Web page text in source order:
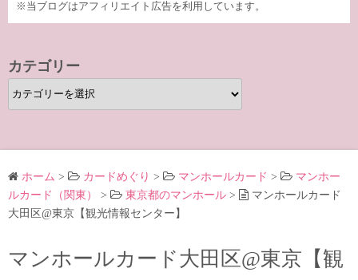
※当ブログはアフィリエイト広告を利用しています。
カテゴリー
カ
テ
リ
ー ホーム > カードめぐり > マンホールカード >
マンホー
ルカード（関東）
> 東京都のマンホール >
マンホールカード
大田区@東京【観光情報センター】
マンホールカード大田区@東京【観